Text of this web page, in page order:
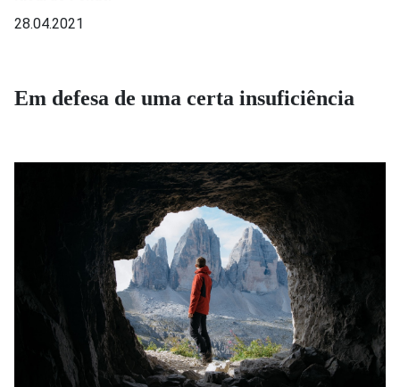
28.04.2021
Em defesa de uma certa insuficiência